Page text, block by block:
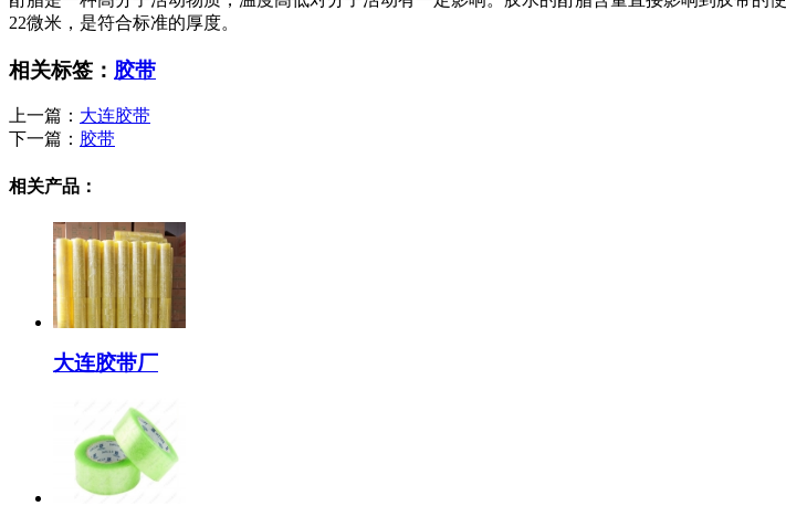
22微米，是符合标准的厚度。
相关标签： 胶带
上一篇： 大连胶带
下一篇： 胶带
相关产品：
大连胶带厂